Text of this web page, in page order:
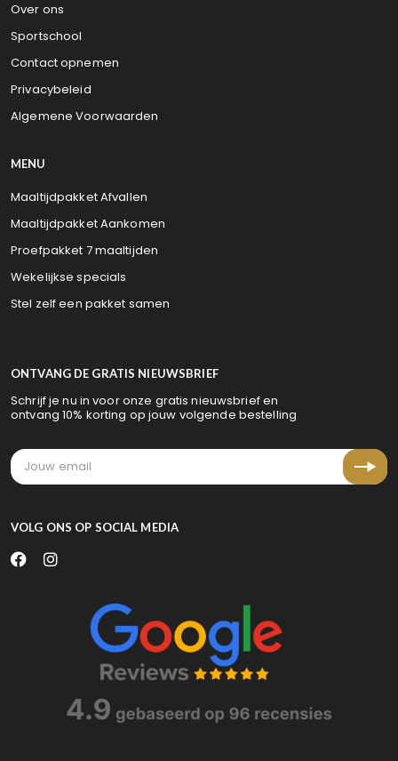
Over ons
Sportschool
Contact opnemen
Privacybeleid
Algemene Voorwaarden
MENU
Maaltijdpakket Afvallen
Maaltijdpakket Aankomen
Proefpakket 7 maaltijden
Wekelijkse specials
Stel zelf een pakket samen
ONTVANG DE GRATIS NIEUWSBRIEF
Schrijf je nu in voor onze gratis nieuwsbrief en
ontvang 10% korting op jouw volgende bestelling
VOLG ONS OP SOCIAL MEDIA